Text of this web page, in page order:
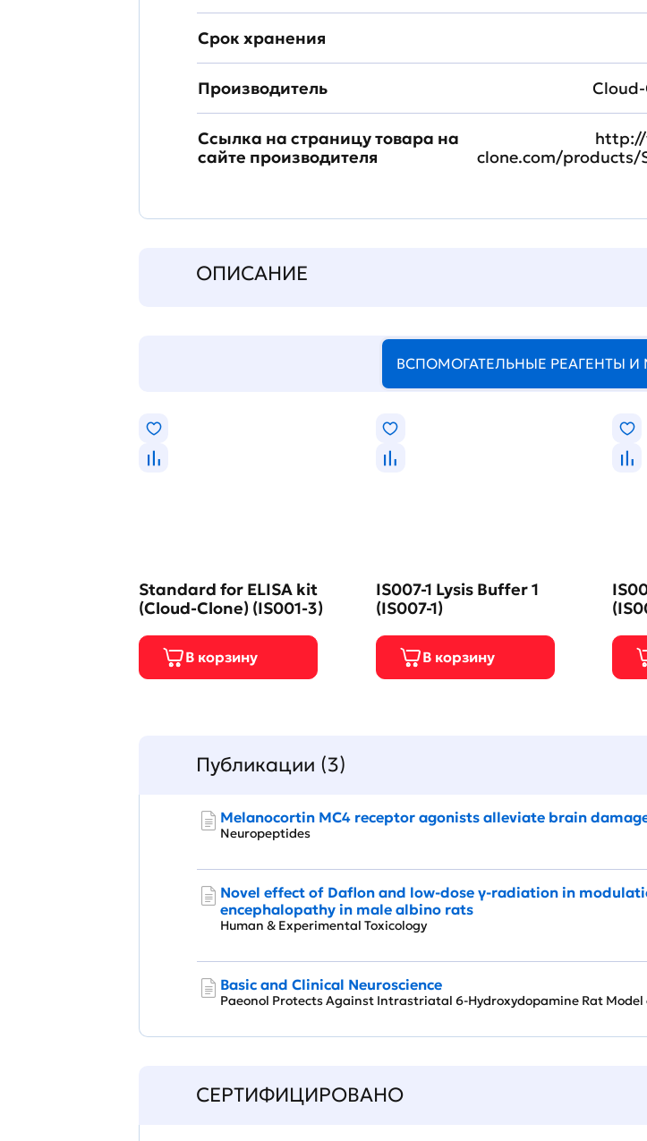
Срок хранения
Производитель
Ссылка на страницу товара на
сайте производителя
http://
clone.com/products/
ОПИСАНИЕ
ВСПОМОГАТЕЛЬНЫЕ РЕАГЕНТЫ
Standard for ELISA kit
(Cloud-Clone) (IS001-3)
IS007-1 Lysis Buffer 1
(IS007-1)
Публикации (3)
Melanocortin MC4 receptor agonists alleviate brain
Neuropeptides
Novel effect of Daflon and low-dose γ-radiation in
encephalopathy in male albino rats
Human & Experimental Toxicology
Basic and Clinical Neuroscience
Paeonol Protects Against Intrastriatal 6-Hydroxydopamine Rat
СЕРТИФИЦИРОВАНО